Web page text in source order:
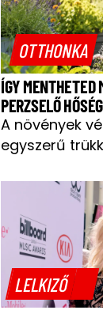
OTTHONKA
ÍGY MENTHETED
PERZSELŐ
A növények
egyszerű
LELKIZŐ